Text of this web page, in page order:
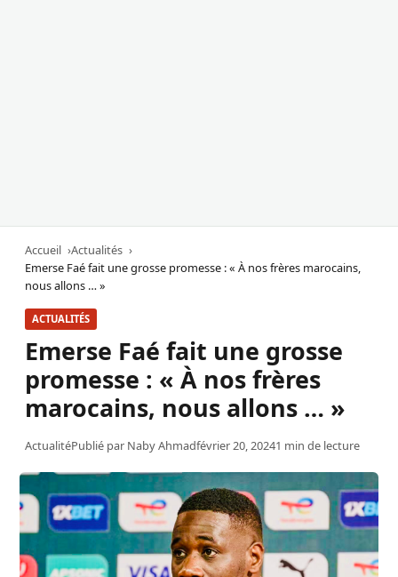
Accueil
Actualités
Emerse Faé fait une grosse promesse : « À nos frères marocains,
nous allons … »
ACTUALITÉS
Emerse Faé fait une grosse
promesse : « À nos frères
marocains, nous allons … »
ActualitéPublié par Naby Ahmadfévrier 20, 20241 min de lecture